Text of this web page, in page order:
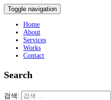
Toggle navigation
Home
About
Services
Works
Contact
Search
검색: